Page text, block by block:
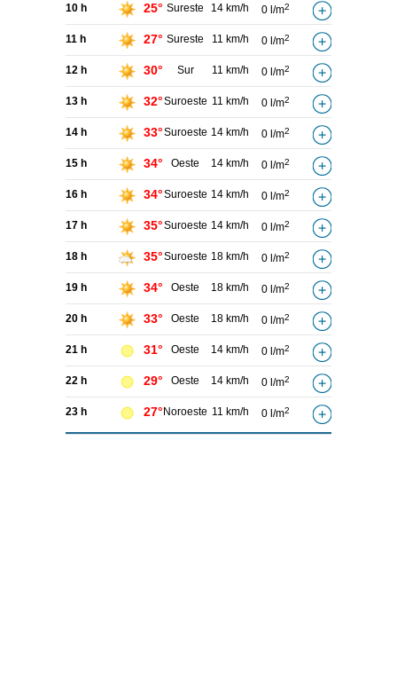
10 h 25° Sureste 14 km/h 0 l/m2
11 h 27° Sureste 11 km/h 0 l/m2
12 h 30° Sur 11 km/h 0 l/m2
13 h 32°Suroeste 11 km/h 0 l/m2
14 h 33°Suroeste 14 km/h 0 l/m2
15 h 34° Oeste 14 km/h 0 l/m2
16 h 34°Suroeste 14 km/h 0 l/m2
17 h 35°Suroeste 14 km/h 0 l/m2
18 h 35°Suroeste 18 km/h 0 l/m2
19 h 34° Oeste 18 km/h 0 l/m2
20 h 33° Oeste 18 km/h 0 l/m2
21 h 31° Oeste 14 km/h 0 l/m2
22 h 29° Oeste 14 km/h 0 l/m2
23 h 27° Noroeste 11 km/h 0 l/m2